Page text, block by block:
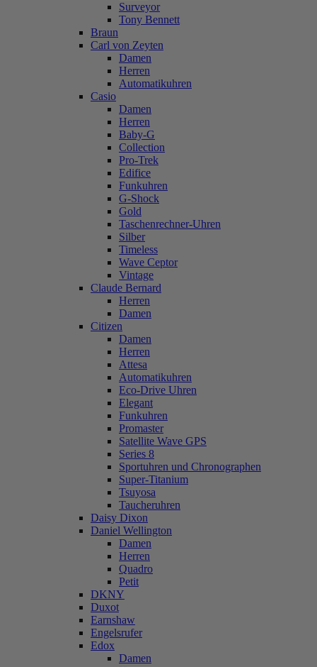
Surveyor
Tony Bennett
Braun
Carl von Zeyten
Damen
Herren
Automatikuhren
Casio
Damen
Herren
Baby-G
Collection
Pro-Trek
Edifice
Funkuhren
G-Shock
Gold
Taschenrechner-Uhren
Silber
Timeless
Wave Ceptor
Vintage
Claude Bernard
Herren
Damen
Citizen
Damen
Herren
Attesa
Automatikuhren
Eco-Drive Uhren
Elegant
Funkuhren
Promaster
Satellite Wave GPS
Series 8
Sportuhren und Chronographen
Super-Titanium
Tsuyosa
Taucheruhren
Daisy Dixon
Daniel Wellington
Damen
Herren
Quadro
Petit
DKNY
Duxot
Earnshaw
Engelsrufer
Edox
Damen